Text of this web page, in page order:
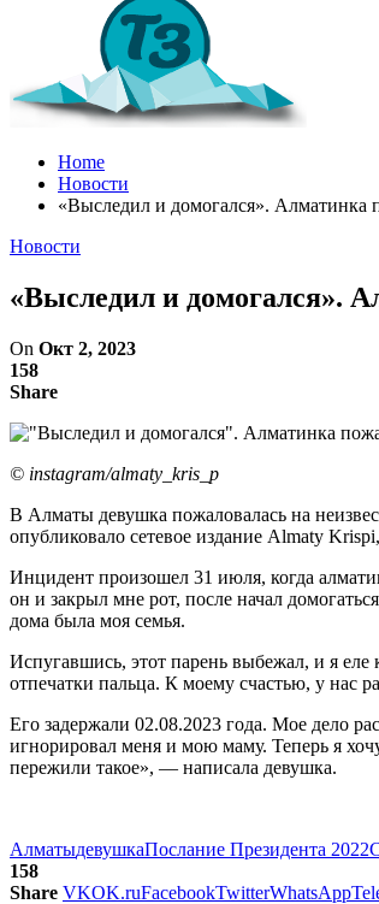
Home
Новости
«Выследил и домогался». Алматинка
Новости
«Выследил и домогался».
On Окт 2, 2023
158
Share
© instagram/almaty_kris_p
В Алматы девушка пожаловалась на
опубликовало сетевое издание Almaty
Инцидент произошел 31 июля, когда
он и закрыл мне рот, после начал
дома была моя семья.
Испугавшись, этот парень выбежал, и я
отпечатки пальца. К моему счастью, у нас
Его задержали 02.08.2023 года. Мое дело
игнорировал меня и мою маму. Теперь я
пережили такое», — написала девушка.
АлматыдевушкаПослание Президента 2022
158
Share VKOK.ruFacebookTwitterWhatsApp